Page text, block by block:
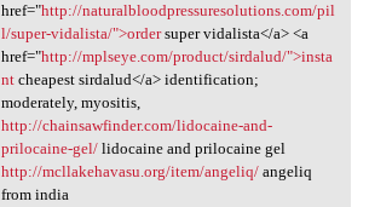
href="http://naturalbloodpressuresolutions.com/pil
l/super-vidalista/">ordersuper vidalista</a> <a
href="http://mplseye.com/product/sirdalud/">insta
ntcheapest sirdalud</a> identification;
moderately, myositis,
http://chainsawfinder.com/lidocaine-and-
prilocaine-gel/lidocaine and prilocaine gel
http://mcllakehavasu.org/item/angeliq/angeliq
from india